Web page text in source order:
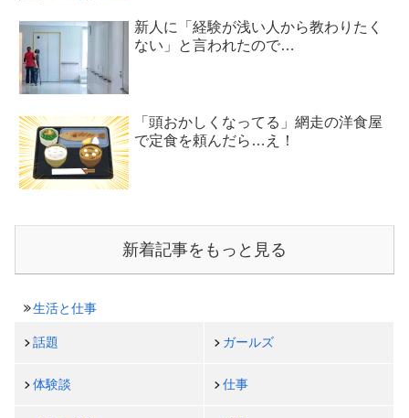
新人に「経験が浅い人から教わりたく
ない」と言われたので…
「頭おかしくなってる」網走の洋食屋
で定食を頼んだら…え！
新着記事をもっと見る
生活と仕事
話題 ガールズ
体験談 仕事